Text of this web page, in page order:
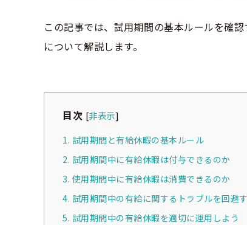
この記事では、試用期間の基本ルールを確
について解説します。
目次 [非表示]
1. 試用期間と有給休暇の基本ルール
2. 試用期間中に有給休暇は付与できるのか
3. 使用期間中に有給休暇は消費できるのか
4. 試用期間中の有給に関するトラブルを回避
5. 試用期間中の有給休暇を適切に運用しよう